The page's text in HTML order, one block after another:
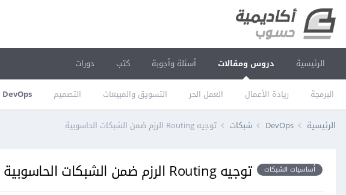
الرئيسية دروس ومقالات
البرمجة ريادة الأعمال العمل الحر التسويق والمبيعات التصميم DevOps
أسئلة وأجوبة كتب دورات
الرئيسية DevOps شبكات توجيه Routing الرزم ضمن الشبكات الحاسوبية
أساسيات الشبكات توجيه Routing الرزم ضمن الشبكات الحاسوبية